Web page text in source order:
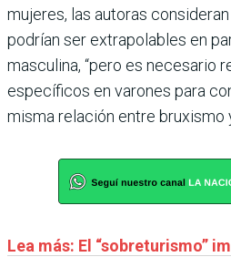
mujeres, las autoras
podrían ser extrapolables en
masculina, “pero es necesario
específicos en varones para
misma relación entre bruxismo
Lea más: El “sobreturismo”